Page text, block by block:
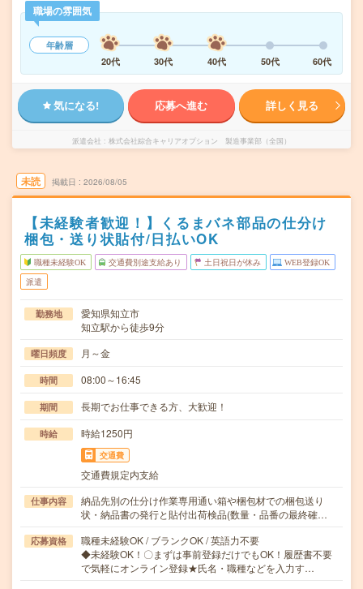
職場の雰囲気
年齢層
20代
30代 40代 50代 60代
気になる! 応募へ進む 詳しく見る
派遣会社 株式会社綜合キャリアオプション 製造事業部（全国）
未読 掲載日 2026/08/05
【未経験者歓迎！】くるまバネ部品の仕分け
梱包・送り状貼付/日払いOK
職種未経験OK 交通費別途支給あり 土日祝日が休み WEB登録OK
派遣
勤務地
愛知県知立市
知立駅から徒歩9分
曜日頻度 月～金
時間 08:00～16:45
期間 長期でお仕事できる方、大歓迎！
時給 時給1250円
交通費
交通費規定内支給
仕事内容
納品先別の仕分け作業専用通い箱や梱包材での梱包送り
状・納品書の発行と貼付出荷検品(数量・品番の最終確…
応募資格
職種未経験OK / ブランクOK / 英語力不要
◆未経験OK！〇まずは事前登録だけでもOK！履歴書不要
で気軽にオンライン登録★氏名・職種などを入力す…